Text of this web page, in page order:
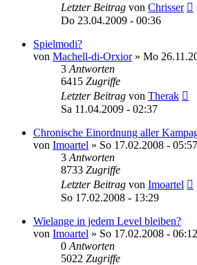
Letzter Beitrag von Chrisser
Do 23.04.2009 - 00:36
Spielmodi?
von Machell-di-Orxior» Mo
3 Antworten
6415 Zugriffe
Letzter Beitrag von Therak
Sa 11.04.2009 - 02:37
Chronische Einordnung aller
von Imoartel » So 17.02.2008 - 05:57
3 Antworten
8733 Zugriffe
Letzter Beitrag von Imoartel
So 17.02.2008 - 13:29
Wielange in jedem Level bleiben?
von Imoartel » So 17.02.2008 - 06:12
0 Antworten
5022 Zugriffe